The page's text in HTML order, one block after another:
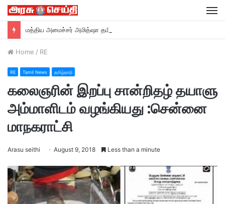
மத்திய அமைச்சர் அமித்ஷா தமிழகம் வருகை….
Home / RE
RE Tamil News தமிழ்நாடு
கலைஞரின் இறப்பு சான்றிதழ் தயாளு
அம்மாளிடம் வழங்கியது :சென்னை
மாநகராட்சி
Arasu seithi August 9, 2018 Less than a minute